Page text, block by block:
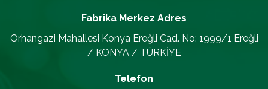
Fabrika Merkez Adres
Orhangazi Mahallesi Konya Ereğli Cad. No: 1999/1 Ereğli
/ KONYA / TÜRKİYE
Telefon